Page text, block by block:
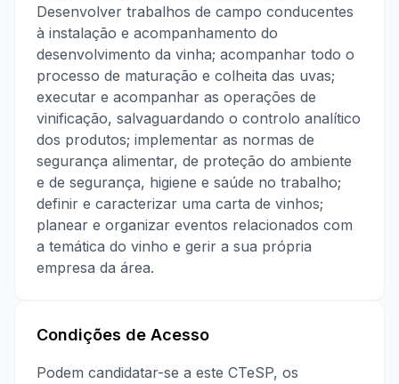
Desenvolver trabalhos de campo conducentes
à instalação e acompanhamento do
desenvolvimento da vinha; acompanhar todo o
processo de maturação e colheita das uvas;
executar e acompanhar as operações de
vinificação, salvaguardando o controlo analítico
dos produtos; implementar as normas de
segurança alimentar, de proteção do ambiente
e de segurança, higiene e saúde no trabalho;
definir e caracterizar uma carta de vinhos;
planear e organizar eventos relacionados com
a temática do vinho e gerir a sua própria
empresa da área.
Condições de Acesso
Podem candidatar-se a este CTeSP, os